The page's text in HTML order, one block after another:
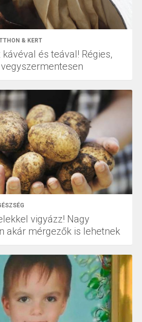
& KERT
és teával! Régies,
vigyázz! Nagy
akár mérgezők is lehetnek